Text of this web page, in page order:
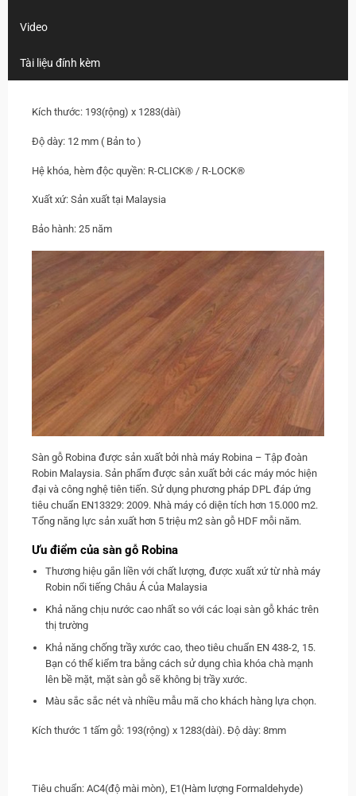
Video
Tài liệu đính kèm
Kích thước: 193(rộng) x 1283(dài)
Độ dày: 12 mm ( Bản to )
Hệ khóa, hèm độc quyền: R-CLICK® / R-LOCK®
Xuất xứ: Sản xuất tại Malaysia
Bảo hành: 25 năm
Sàn gỗ Robina được sản xuất bởi nhà máy Robina – Tập đoàn
Robin Malaysia. Sản phẩm được sản xuất bởi các máy móc hiện
đại và công nghệ tiên tiến. Sử dụng phương pháp DPL đáp ứng
tiêu chuẩn EN13329: 2009. Nhà máy có diện tích hơn 15.000 m2.
Tổng năng lực sản xuất hơn 5 triệu m2 sàn gỗ HDF mỗi năm.
Ưu điểm của sàn gỗ Robina
Thương hiệu gắn liền với chất lượng, được xuất xứ từ nhà máy
Robin nổi tiếng Châu Á của Malaysia
Khả năng chịu nước cao nhất so với các loại sàn gỗ khác trên
thị trường
Khả năng chống trầy xước cao, theo tiêu chuẩn EN 438-2, 15.
Bạn có thể kiểm tra bằng cách sử dụng chìa khóa chà mạnh
lên bề mặt, mặt sàn gỗ sẽ không bị trầy xước.
Màu sắc sắc nét và nhiều mẫu mã cho khách hàng lựa chọn.
Kích thước 1 tấm gỗ: 193(rộng) x 1283(dài). Độ dày: 8mm
Tiêu chuẩn: AC4(độ mài mòn), E1(Hàm lượng Formaldehyde)